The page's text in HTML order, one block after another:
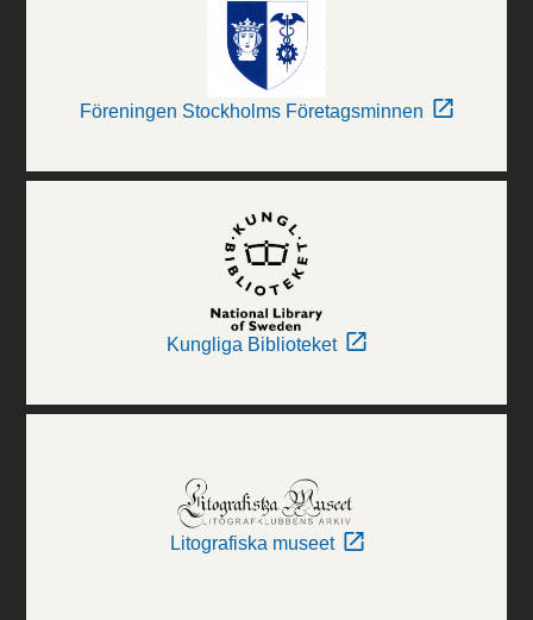
Föreningen Stockholms Företagsminnen
Kungliga Biblioteket
Litografiska museet